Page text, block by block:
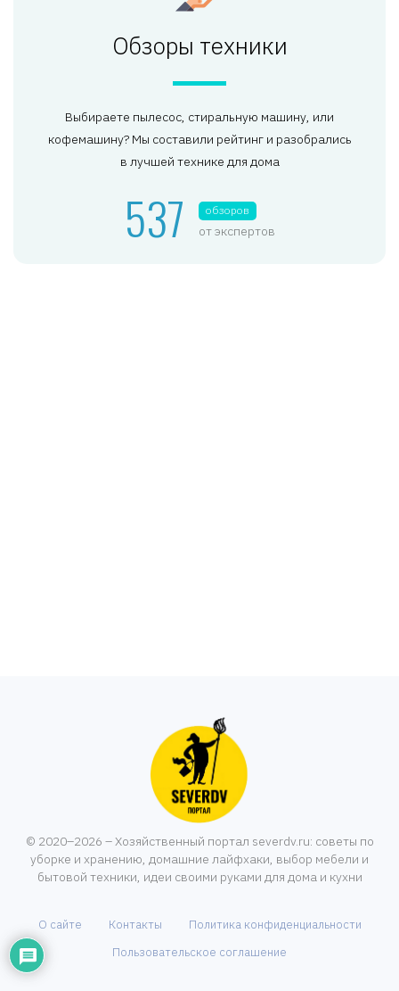
Обзоры техники
Выбираете пылесос, стиральную машину, или
кофемашину? Мы составили рейтинг и разобрались
в лучшей технике для дома
537 обзоров
от экспертов
© 2020–2026 – Хозяйственный портал severdv.ru: советы по
уборке и хранению, домашние лайфхаки, выбор мебели и
бытовой техники, идеи своими руками для дома и кухни
О сайте Контакты
Политика конфиденциальности
Пользовательское соглашение